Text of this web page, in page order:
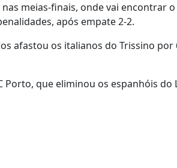
meias-finais, onde vai encontrar
após empate 2-2.
afastou os italianos do Trissino
que eliminou os espanhóis do